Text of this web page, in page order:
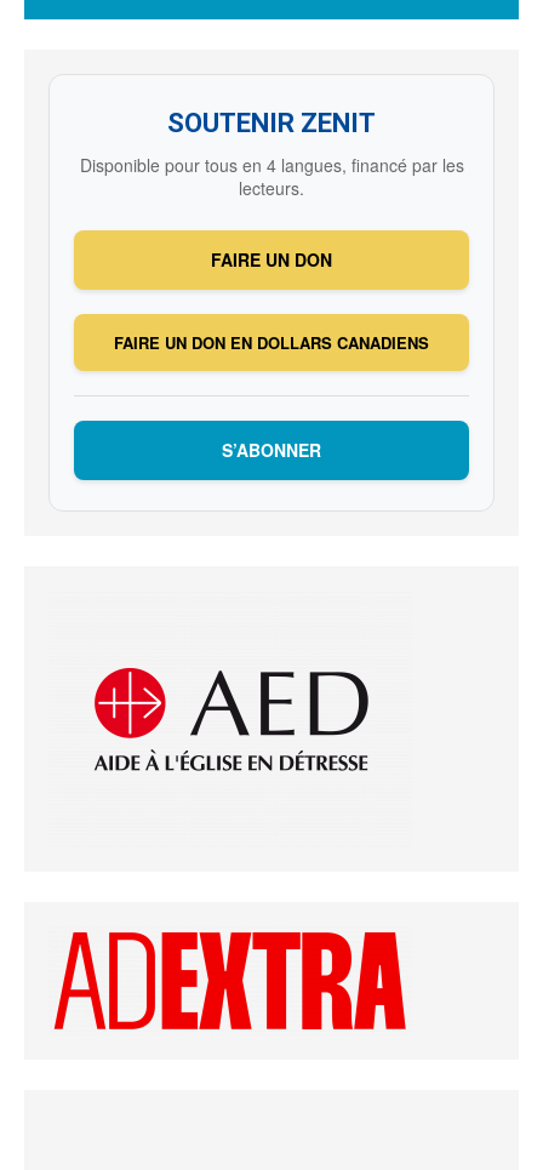
SOUTENIR ZENIT
Disponible pour tous en 4 langues, financé par les
lecteurs.
FAIRE UN DON
FAIRE UN DON EN DOLLARS CANADIENS
S’ABONNER